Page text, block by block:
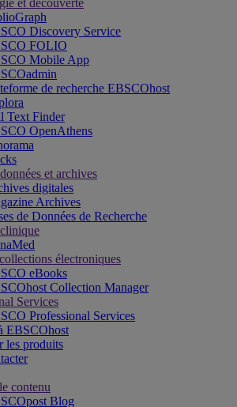
et découverte
Discovery Service
FOLIO
Mobile App
de recherche EBSCOhost
Text Finder
OpenAthens
et archives
digitales
Archives
de Données de Recherche
électroniques
eBooks
Collection Manager
Services
Professional Services
EBSCOhost
les produits
contenu
Blog